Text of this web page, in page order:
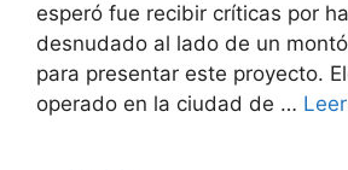
esperó fue recibir críticas por
desnudado al lado de un
para presentar este proyecto.
operado en la ciudad de …